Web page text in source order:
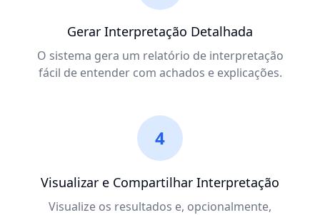
Gerar Interpretação Detalhada
O sistema gera um relatório de interpretação
fácil de entender com achados e explicações.
4
Visualizar e Compartilhar Interpretação
Visualize os resultados e, opcionalmente,